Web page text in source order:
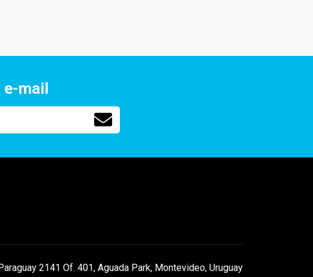
e-mail
Paraguay 2141 Of. 401, Aguada Park, Montevideo, Uruguay